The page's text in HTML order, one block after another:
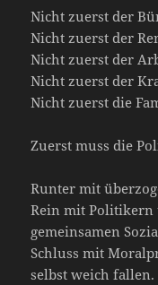
Nicht zuerst der
Nicht zuerst der
Nicht zuerst der
Nicht zuerst der
Nicht zuerst die
Zuerst muss die
Runter mit
Rein mit Politikern
gemeinsamen
Schluss mit
selbst weich fallen.